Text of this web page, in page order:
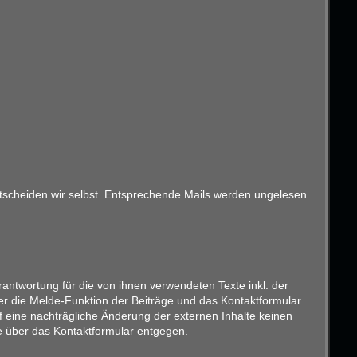
wir selbst. Entsprechende Mails werden ungelesen
für die von ihnen verwendeten Texte inkl. der
die Melde-Funktion der Beiträge und das Kontaktformular
nachträgliche Änderung der externen Inhalte keinen
das Kontaktformular entgegen.